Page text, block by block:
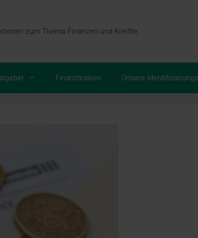
zum Thema Finanzen und Kredite
Finanzlexikon Unsere